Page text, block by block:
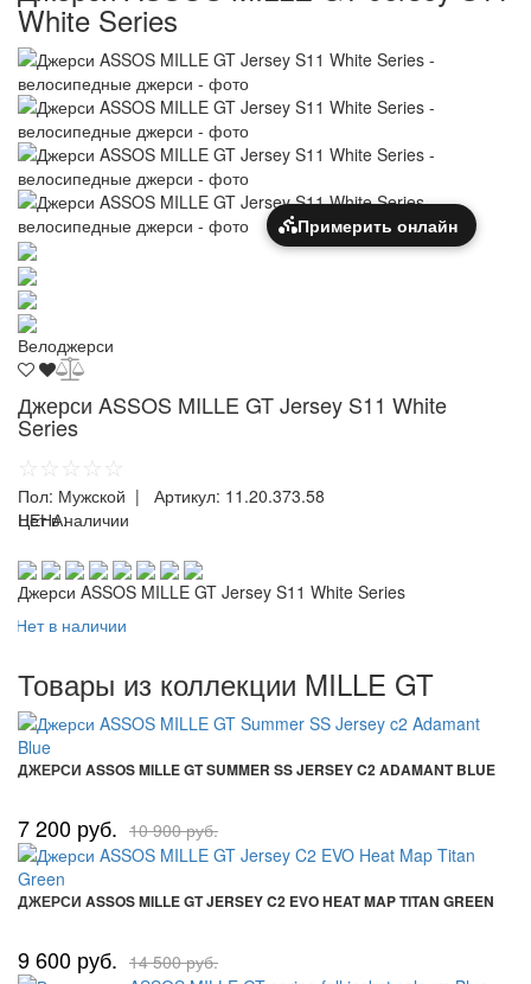
White Series
Примерить онлайн
Велоджерси
Джерси ASSOS MILLE GT Jersey S11 White
Series
☆☆☆☆☆
Пол: Мужской | Артикул: 11.20.373.58
ЦЕНА:
Нет в наличии
Джерси ASSOS MILLE GT Jersey S11 White Series
Нет в наличии
Товары из коллекции MILLE GT
ДЖЕРСИ ASSOS MILLE GT SUMMER SS JERSEY C2 ADAMANT BLUE
7 200 руб. 10 900 руб.
ДЖЕРСИ ASSOS MILLE GT JERSEY C2 EVO HEAT MAP TITAN GREEN
9 600 руб. 14 500 руб.